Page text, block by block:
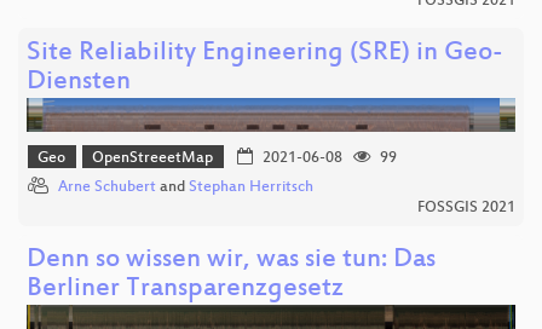
Site Reliability Engineering (SRE) in Geo-
Diensten
Geo OpenStreeetMap 2021-06-08
99
Arne Schubert and Stephan Herritsch
FOSSGIS 2021
Denn so wissen wir, was sie tun: Das
Berliner Transparenzgesetz